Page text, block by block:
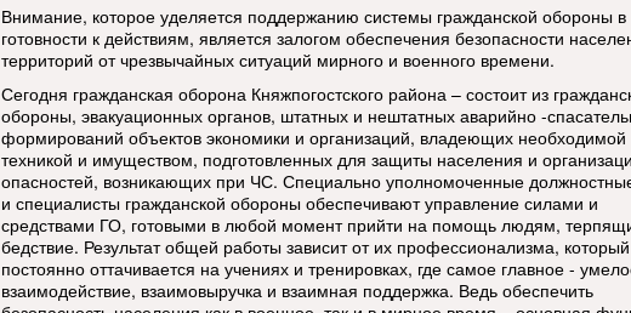
Внимание, которое уделяется поддержанию системы гражданской обороны в
готовности к действиям, является залогом обеспечения безопасности
территорий от чрезвычайных ситуаций мирного и военного времени.
Сегодня гражданская оборона Княжпогостского района – состоит из
обороны, эвакуационных органов, штатных и нештатных аварийно -
формирований объектов экономики и организаций, владеющих необходимой
техникой и имуществом, подготовленных для защиты населения и
опасностей, возникающих при ЧС. Специально уполномоченные
и специалисты гражданской обороны обеспечивают управление силами и
средствами ГО, готовыми в любой момент прийти на помощь людям,
бедствие. Результат общей работы зависит от их профессионализма, который
постоянно оттачивается на учениях и тренировках, где самое главное -
взаимодействие, взаимовыручка и взаимная поддержка. Ведь обеспечить